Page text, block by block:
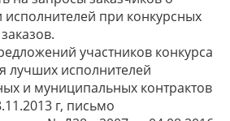
исполнителей при конкурсных
участников конкурса
лучших исполнителей
и муниципальных контрактов
г, письмо